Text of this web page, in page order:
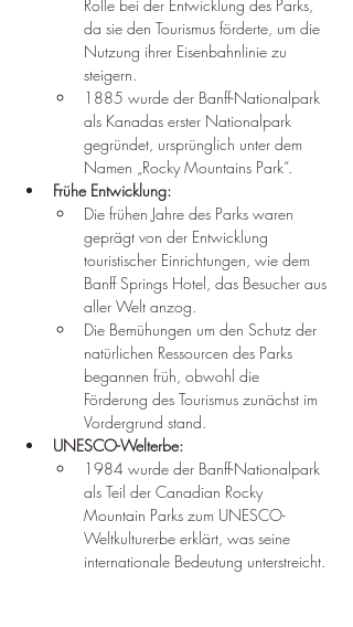
Rolle bei der Entwicklung des Parks,
da sie den Tourismus förderte, um die
Nutzung ihrer Eisenbahnlinie zu
steigern.
1885 wurde der Banff-Nationalpark
als Kanadas erster Nationalpark
gegründet, ursprünglich unter dem
Namen „Rocky Mountains Park“.
Frühe Entwicklung:
Die frühen Jahre des Parks waren
geprägt von der Entwicklung
touristischer Einrichtungen, wie dem
Banff Springs Hotel, das Besucher aus
aller Welt anzog.
Die Bemühungen um den Schutz der
natürlichen Ressourcen des Parks
begannen früh, obwohl die
Förderung des Tourismus zunächst im
Vordergrund stand.
UNESCO-Welterbe:
1984 wurde der Banff-Nationalpark
als Teil der Canadian Rocky
Mountain Parks zum UNESCO-
Weltkulturerbe erklärt, was seine
internationale Bedeutung unterstreicht.